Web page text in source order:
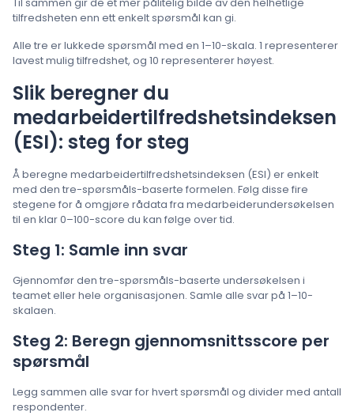
tilfredsheten enn ett enkelt spørsmål kan gi.
Alle tre er lukkede spørsmål med en 1–10-skala. 1 representerer
lavest mulig tilfredshet, og 10 representerer høyest.
Slik beregner du
medarbeidertilfredshetsindeksen
(ESI): steg for steg
Å beregne medarbeidertilfredshetsindeksen (ESI) er enkelt
med den tre-spørsmåls-baserte formelen. Følg disse fire
stegene for å omgjøre rådata fra medarbeiderundersøkelsen
til en klar 0–100-score du kan følge over tid.
Steg 1: Samle inn svar
Gjennomfør den tre-spørsmåls-baserte undersøkelsen i
teamet eller hele organisasjonen. Samle alle svar på 1–10-
skalaen.
Steg 2: Beregn gjennomsnittsscore per
spørsmål
Legg sammen alle svar for hvert spørsmål og divider med antall
respondenter.